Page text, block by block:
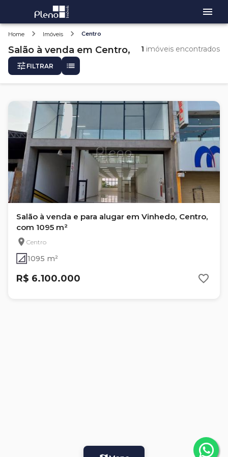
Home Imóveis Centro
Salão à venda em Centro, 1 imóveis encontrados
FILTRAR
Salão à venda e para alugar em Vinhedo, Centro,
com 1095 m²
Centro
1095 m²
R$ 6.100.000